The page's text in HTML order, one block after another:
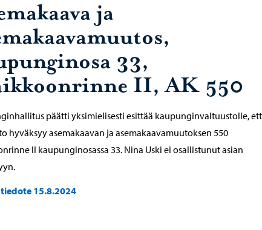
ja
33,
II, AK 550
päätti yksimielisesti esittää kaupunginvaltuustolle,
hyväksyy asemakaavan ja asemakaavamuutoksen 550
II kaupunginosassa 33. Nina Uski ei osallistunut asian
tiedote 15.8.2024